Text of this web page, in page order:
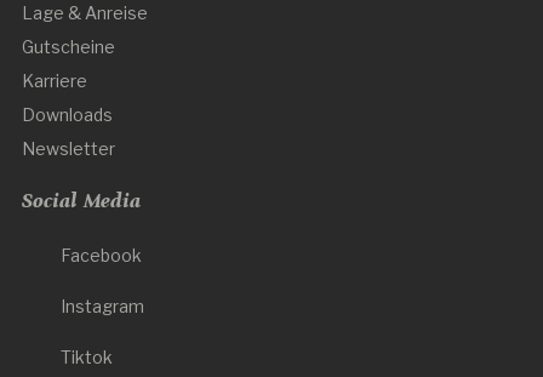
Lage & Anreise
Gutscheine
Karriere
Downloads
Newsletter
Social Media
Facebook
Instagram
Tiktok